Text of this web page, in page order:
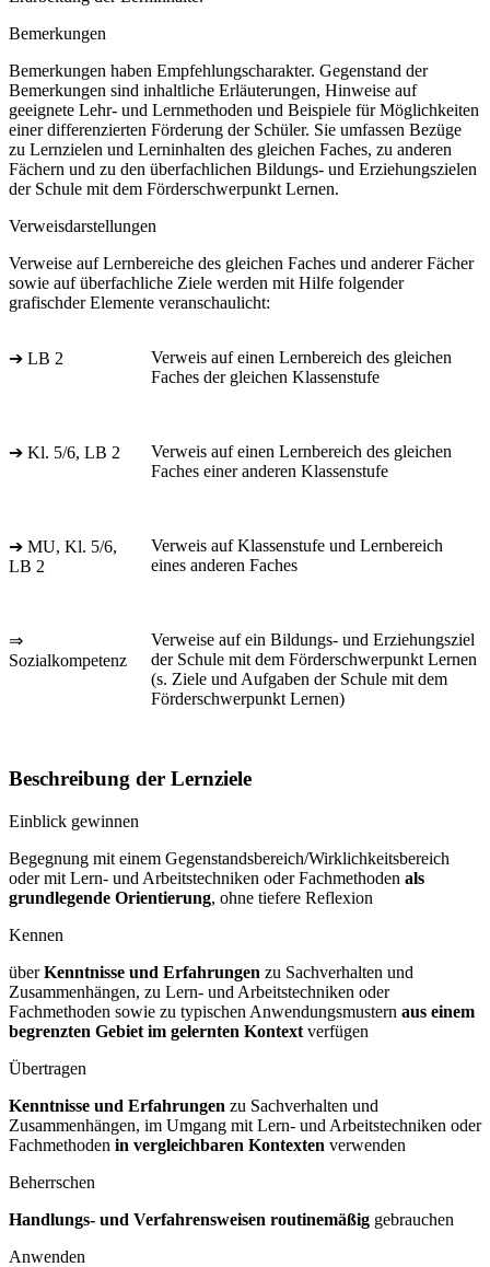
Bemerkungen
Bemerkungen haben Empfehlungscharakter. Gegenstand der
Bemerkungen sind inhaltliche Erläuterungen, Hinweise auf
geeignete Lehr- und Lernmethoden und Beispiele für Möglichkeiten
einer differenzierten Förderung der Schüler. Sie umfassen Bezüge
zu Lernzielen und Lerninhalten des gleichen Faches, zu anderen
Fächern und zu den überfachlichen Bildungs- und Erziehungszielen
der Schule mit dem Förderschwerpunkt Lernen.
Verweisdarstellungen
Verweise auf Lernbereiche des gleichen Faches und anderer Fächer
sowie auf überfachliche Ziele werden mit Hilfe folgender
grafischder Elemente veranschaulicht:
➔ LB 2
Verweis auf einen Lernbereich des gleichen
Faches der gleichen Klassenstufe
➔ Kl. 5/6, LB 2
Verweis auf einen Lernbereich des gleichen
Faches einer anderen Klassenstufe
➔ MU, Kl. 5/6,
LB 2
Verweis auf Klassenstufe und Lernbereich
eines anderen Faches
⇒
Sozialkompetenz
Verweise auf ein Bildungs- und Erziehungsziel
der Schule mit dem Förderschwerpunkt Lernen
(s. Ziele und Aufgaben der Schule mit dem
Förderschwerpunkt Lernen)
Beschreibung der Lernziele
Einblick gewinnen
Begegnung mit einem Gegenstandsbereich/Wirklichkeitsbereich
oder mit Lern- und Arbeitstechniken oder Fachmethoden als
grundlegende Orientierung, ohne tiefere Reflexion
Kennen
überKenntnisse und Erfahrungen zu Sachverhalten und
Zusammenhängen, zu Lern- und Arbeitstechniken oder
Fachmethoden sowie zu typischen Anwendungsmustern aus einem
begrenzten Gebiet im gelernten Kontext verfügen
Übertragen
Kenntnisse und Erfahrungen zu Sachverhalten und
Zusammenhängen, im Umgang mit Lern- und Arbeitstechniken oder
Fachmethoden in vergleichbaren Kontexten verwenden
Beherrschen
Handlungs- und Verfahrensweisen routinemäßig gebrauchen
Anwenden